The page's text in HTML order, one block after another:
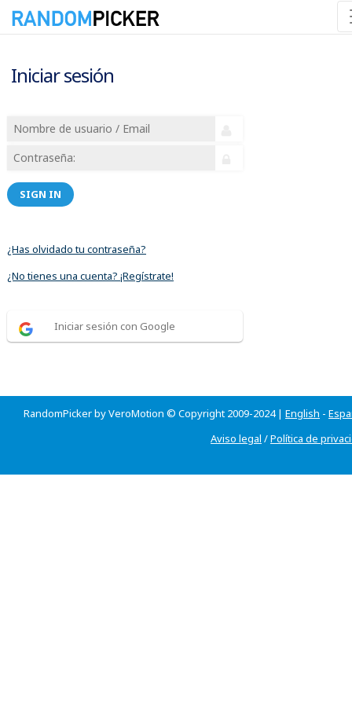
Iniciar sesión
SIGN IN
¿Has olvidado tu contraseña?
¿No tienes una cuenta? ¡Regístrate!
Iniciar sesión con Google
RandomPicker by VeroMotion © Copyright 2009-2024 | English -
Aviso legal /Política de